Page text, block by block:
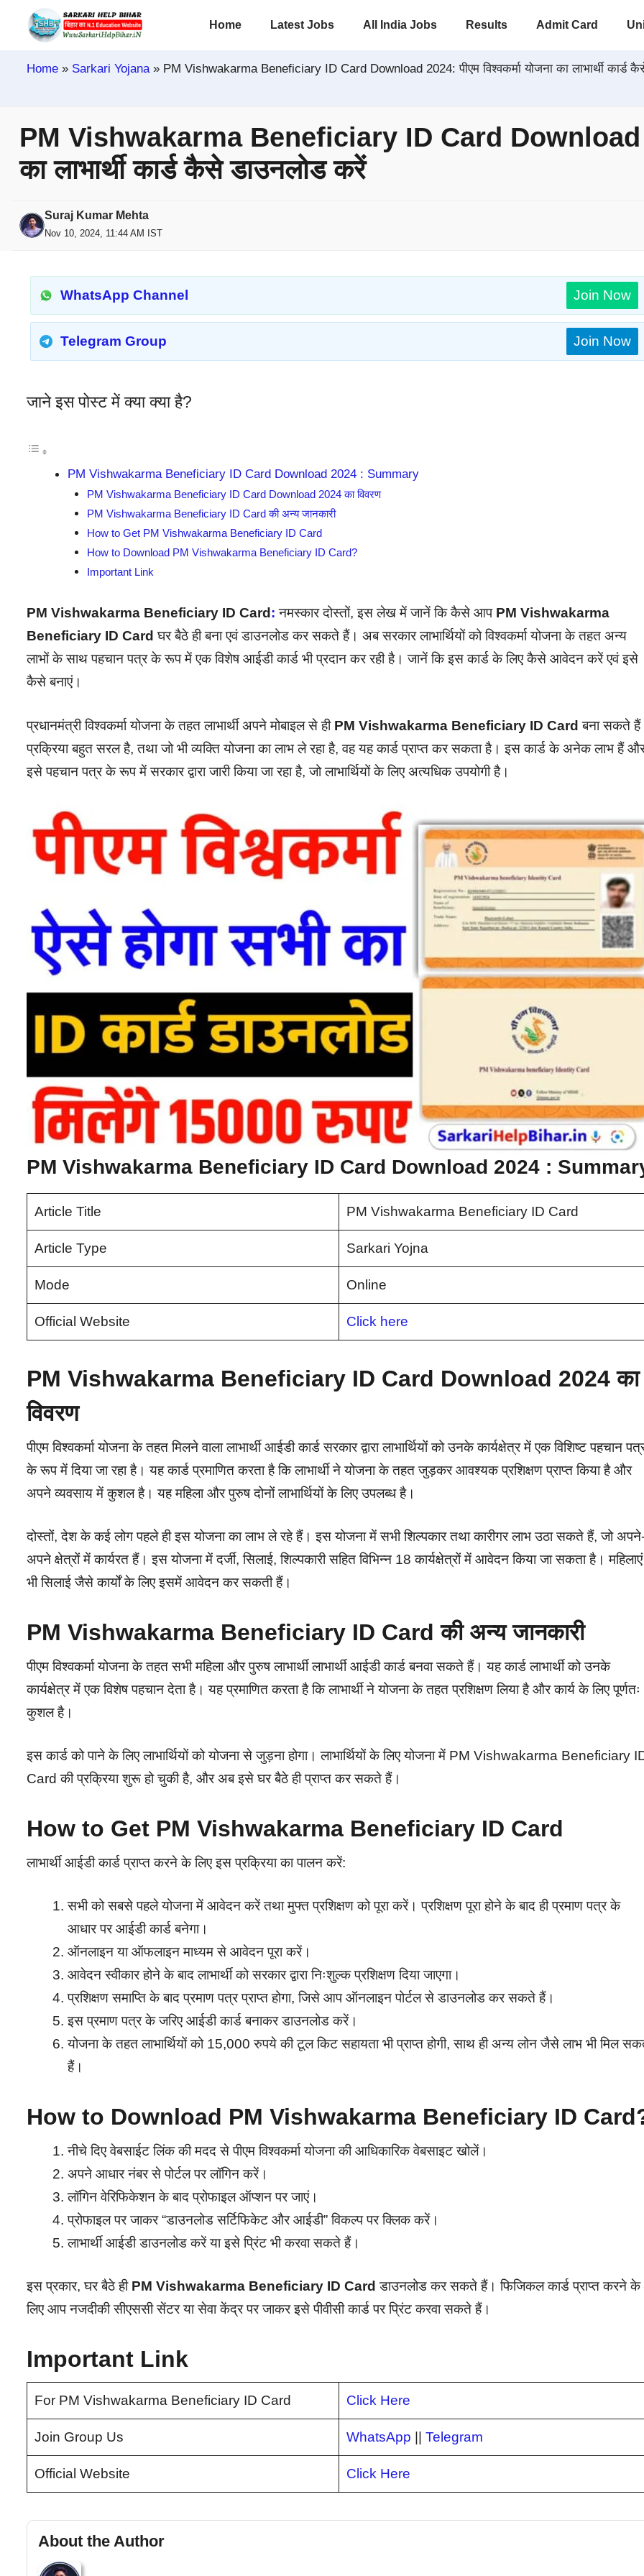
Home Latest Jobs All India Jobs Results Admit Card
Home » Sarkari Yojana» PM Vishwakarma Beneficiary ID Card Download 2024: पीएम विश्वकर्मा योजना का लाभार्थी कार्ड
PM Vishwakarma Beneficiary ID Card Download
का लाभार्थी कार्ड कैसे डाउनलोड करें
Suraj Kumar Mehta
Nov 10, 2024, 11:44 AM IST
WhatsApp Channel Join Now
Telegram Group Join Now
जाने इस पोस्ट में क्या क्या है?
PM Vishwakarma Beneficiary ID Card Download 2024 : Summary
PM Vishwakarma Beneficiary ID Card Download 2024 का विवरण
PM Vishwakarma Beneficiary ID Card की अन्य जानकारी
How to Get PM Vishwakarma Beneficiary ID Card
How to Download PM Vishwakarma Beneficiary ID Card?
Important Link
PM Vishwakarma Beneficiary ID Card : नमस्कार दोस्तों, इस लेख में जानें कि कैसे आप PM Vishwakarma
Beneficiary ID Card घर बैठे ही बना एवं डाउनलोड कर सकते हैं। अब सरकार लाभार्थियों को विश्वकर्मा योजना के तहत अन्य
लाभों के साथ पहचान पत्र के रूप में एक विशेष आईडी कार्ड भी प्रदान कर रही है। जानें कि इस कार्ड के लिए कैसे आवेदन करें एवं इसे
कैसे बनाएं।
प्रधानमंत्री विश्वकर्मा योजना के तहत लाभार्थी अपने मोबाइल से ही PM Vishwakarma Beneficiary ID Card बना सकते
प्रक्रिया बहुत सरल है, तथा जो भी व्यक्ति योजना का लाभ ले रहा है, वह यह कार्ड प्राप्त कर सकता है। इस कार्ड के अनेक लाभ हैं
इसे पहचान पत्र के रूप में सरकार द्वारा जारी किया जा रहा है, जो लाभार्थियों के लिए अत्यधिक उपयोगी है।
PM Vishwakarma Beneficiary ID Card Download 2024 :
Article Title PM Vishwakarma Beneficiary ID Card
Article Type Sarkari Yojna
Mode Online
Official Website Click here
PM Vishwakarma Beneficiary ID Card Download 2024 का
विवरण
पीएम विश्वकर्मा योजना के तहत मिलने वाला लाभार्थी आईडी कार्ड सरकार द्वारा लाभार्थियों को उनके कार्यक्षेत्र में एक विशिष्ट पहचान
के रूप में दिया जा रहा है। यह कार्ड प्रमाणित करता है कि लाभार्थी ने योजना के तहत जुड़कर आवश्यक प्रशिक्षण प्राप्त किया है और
अपने व्यवसाय में कुशल है। यह महिला और पुरुष दोनों लाभार्थियों के लिए उपलब्ध है।
दोस्तों, देश के कई लोग पहले ही इस योजना का लाभ ले रहे हैं। इस योजना में सभी शिल्पकार तथा कारीगर लाभ उठा सकते हैं, जो
अपने क्षेत्रों में कार्यरत हैं। इस योजना में दर्जी, सिलाई, शिल्पकारी सहित विभिन्न 18 कार्यक्षेत्रों में आवेदन किया जा सकता है। महिलाएं
भी सिलाई जैसे कार्यों के लिए इसमें आवेदन कर सकती हैं।
PM Vishwakarma Beneficiary ID Card की अन्य जानकारी
पीएम विश्वकर्मा योजना के तहत सभी महिला और पुरुष लाभार्थी लाभार्थी आईडी कार्ड बनवा सकते हैं। यह कार्ड लाभार्थी को उनके
कार्यक्षेत्र में एक विशेष पहचान देता है। यह प्रमाणित करता है कि लाभार्थी ने योजना के तहत प्रशिक्षण लिया है और कार्य के लिए पूर्णतः
कुशल है।
इस कार्ड को पाने के लिए लाभार्थियों को योजना से जुड़ना होगा। लाभार्थियों के लिए योजना में PM Vishwakarma Beneficiary
Card की प्रक्रिया शुरू हो चुकी है, और अब इसे घर बैठे ही प्राप्त कर सकते हैं।
How to Get PM Vishwakarma Beneficiary ID Card
लाभार्थी आईडी कार्ड प्राप्त करने के लिए इस प्रक्रिया का पालन करें:
सभी को सबसे पहले योजना में आवेदन करें तथा मुफ्त प्रशिक्षण को पूरा करें। प्रशिक्षण पूरा होने के बाद ही प्रमाण पत्र के
आधार पर आईडी कार्ड बनेगा।
ऑनलाइन या ऑफलाइन माध्यम से आवेदन पूरा करें।
आवेदन स्वीकार होने के बाद लाभार्थी को सरकार द्वारा निःशुल्क प्रशिक्षण दिया जाएगा।
प्रशिक्षण समाप्ति के बाद प्रमाण पत्र प्राप्त होगा, जिसे आप ऑनलाइन पोर्टल से डाउनलोड कर सकते हैं।
इस प्रमाण पत्र के जरिए आईडी कार्ड बनाकर डाउनलोड करें।
योजना के तहत लाभार्थियों को 15,000 रुपये की टूल किट सहायता भी प्राप्त होगी, साथ ही अन्य लोन जैसे लाभ भी मिल
हैं।
How to Download PM Vishwakarma Beneficiary ID
नीचे दिए वेबसाईट लिंक की मदद से पीएम विश्वकर्मा योजना की आधिकारिक वेबसाइट खोलें।
अपने आधार नंबर से पोर्टल पर लॉगिन करें।
लॉगिन वेरिफिकेशन के बाद प्रोफाइल ऑप्शन पर जाएं।
प्रोफाइल पर जाकर “डाउनलोड सर्टिफिकेट और आईडी” विकल्प पर क्लिक करें।
लाभार्थी आईडी डाउनलोड करें या इसे प्रिंट भी करवा सकते हैं।
इस प्रकार, घर बैठे ही PM Vishwakarma Beneficiary ID Card डाउनलोड कर सकते हैं। फिजिकल कार्ड प्राप्त करने के
लिए आप नजदीकी सीएससी सेंटर या सेवा केंद्र पर जाकर इसे पीवीसी कार्ड पर प्रिंट करवा सकते हैं।
Important Link
For PM Vishwakarma Beneficiary ID Card Click Here
Join Group Us WhatsApp || Telegram
Official Website Click Here
About the Author